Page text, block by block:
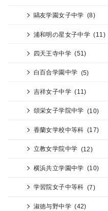
鷗友学園女子中学 (8)
浦和明の星女子中学 (11)
四天王寺中学 (51)
白百合学園中学 (5)
吉祥女子中学 (11)
頌栄女子学院中学 (10)
香蘭女学校中等科 (17)
立教女学院中学 (12)
横浜共立学園中学 (10)
学習院女子中等科 (7)
淑徳与野中学 (42)